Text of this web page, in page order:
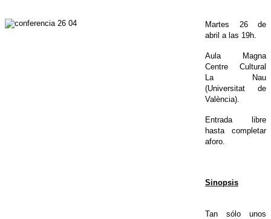
Martes 26 de
abril a las 19h.
Aula Magna
Centre Cultural
La Nau
(Universitat de
València).
Entrada libre
hasta completar
aforo.
Sinopsis
Tan sólo unos